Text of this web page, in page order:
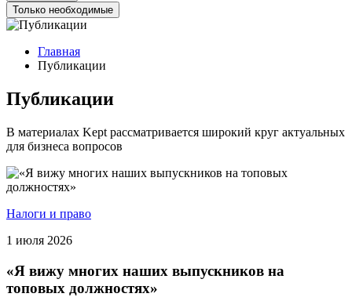
Только необходимые
Главная
Публикации
Публикации
В материалах Kept рассматривается широкий круг актуальных
для бизнеса вопросов
Налоги и право
1 июля 2026
«Я вижу многих наших выпускников на
топовых должностях»